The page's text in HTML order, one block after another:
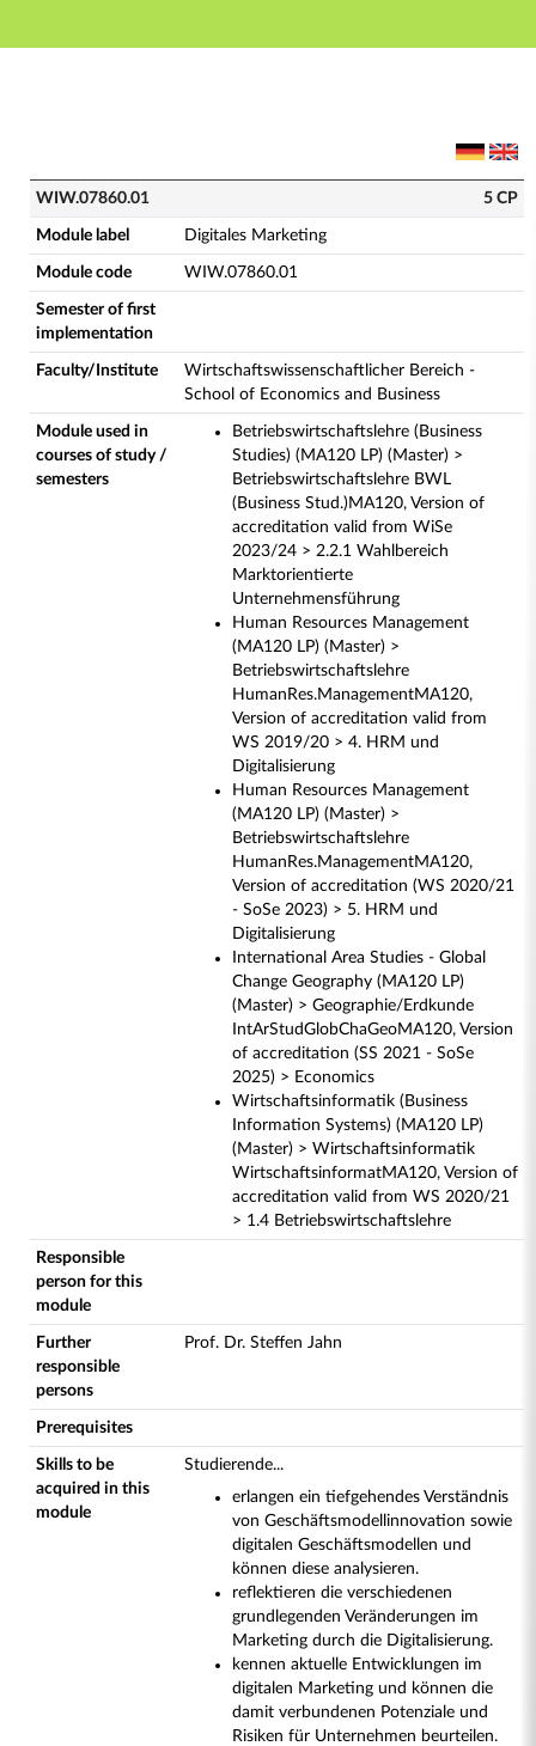
Main navigation
WIW.07860.01 - Digitales Marketing (Complete
WIW.07860.01 5 CP
Module label Digitales Marketing
Module code WIW.07860.01
Semester of first
implementation
Faculty/Institute
Wirtschaftswissenschaftlicher Bereich -
School of Economics and Business
Module used in
courses of study /
semesters
Betriebswirtschaftslehre (Business
Studies) (MA120 LP) (Master) >
Betriebswirtschaftslehre BWL
(Business Stud.)MA120, Version of
accreditation valid from WiSe
2023/24 > 2.2.1 Wahlbereich
Marktorientierte
Unternehmensführung
Human Resources Management
(MA120 LP) (Master) >
Betriebswirtschaftslehre
HumanRes.ManagementMA120,
Version of accreditation valid from
WS 2019/20 > 4. HRM und
Digitalisierung
Human Resources Management
(MA120 LP) (Master) >
Betriebswirtschaftslehre
HumanRes.ManagementMA120,
Version of accreditation (WS 2020/21
- SoSe 2023) > 5. HRM und
Digitalisierung
International Area Studies - Global
Change Geography (MA120 LP)
(Master) > Geographie/Erdkunde
IntArStudGlobChaGeoMA120, Version
of accreditation (SS 2021 - SoSe
2025) > Economics
Wirtschaftsinformatik (Business
Information Systems) (MA120 LP)
(Master) > Wirtschaftsinformatik
WirtschaftsinformatMA120, Version of
accreditation valid from WS 2020/21
> 1.4 Betriebswirtschaftslehre
Responsible
person for this
module
Further
responsible
persons
Prof. Dr. Steffen Jahn
Prerequisites
Skills to be
acquired in this
module
Studierende...
erlangen ein tiefgehendes Verständnis
von Geschäftsmodellinnovation sowie
digitalen Geschäftsmodellen und
können diese analysieren.
reflektieren die verschiedenen
grundlegenden Veränderungen im
Marketing durch die Digitalisierung.
kennen aktuelle Entwicklungen im
digitalen Marketing und können die
damit verbundenen Potenziale und
Risiken für Unternehmen beurteilen.